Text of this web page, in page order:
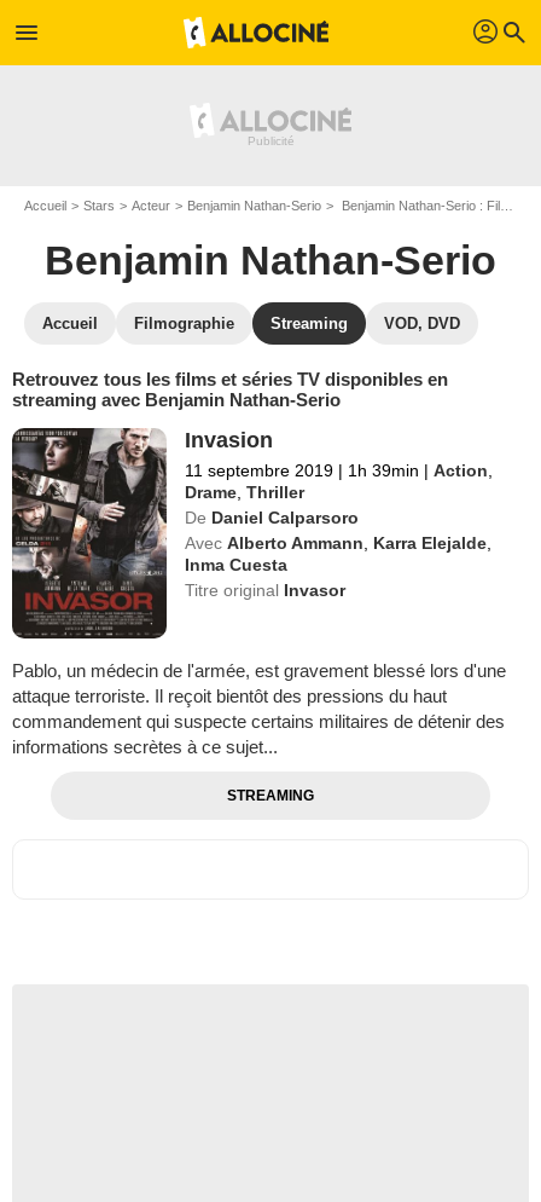
menu profil search
Accueil Stars Acteur Benjamin Nathan-Serio Benjamin Nathan-Serio : Films et séries online
Benjamin Nathan-Serio
Accueil Filmographie Streaming VOD, DVD
Retrouvez tous les films et séries TV disponibles en
streaming avec Benjamin Nathan-Serio
Invasion
11 septembre 2019 | 1h 39min | Action
Drame ,Thriller
De Daniel Calparsoro
Avec Alberto Ammann Karra Elejalde
Inma Cuesta
Titre original Invasor
Pablo, un médecin de l'armée, est gravement blessé lors d'une
attaque terroriste. Il reçoit bientôt des pressions du haut
commandement qui suspecte certains militaires de détenir des
informations secrètes à ce sujet...
STREAMING